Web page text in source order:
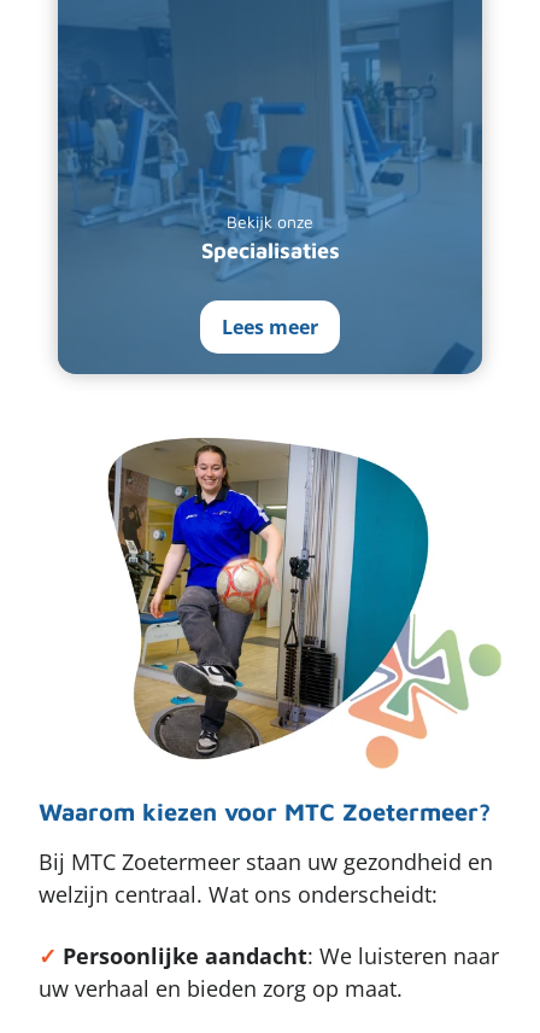
Bekijk onze
Specialisaties
Lees meer
Waarom kiezen voor MTC Zoetermeer?
Bij MTC Zoetermeer staan uw gezondheid en
welzijn centraal. Wat ons onderscheidt:
✓ Persoonlijke aandacht: We luisteren naar
uw verhaal en bieden zorg op maat.